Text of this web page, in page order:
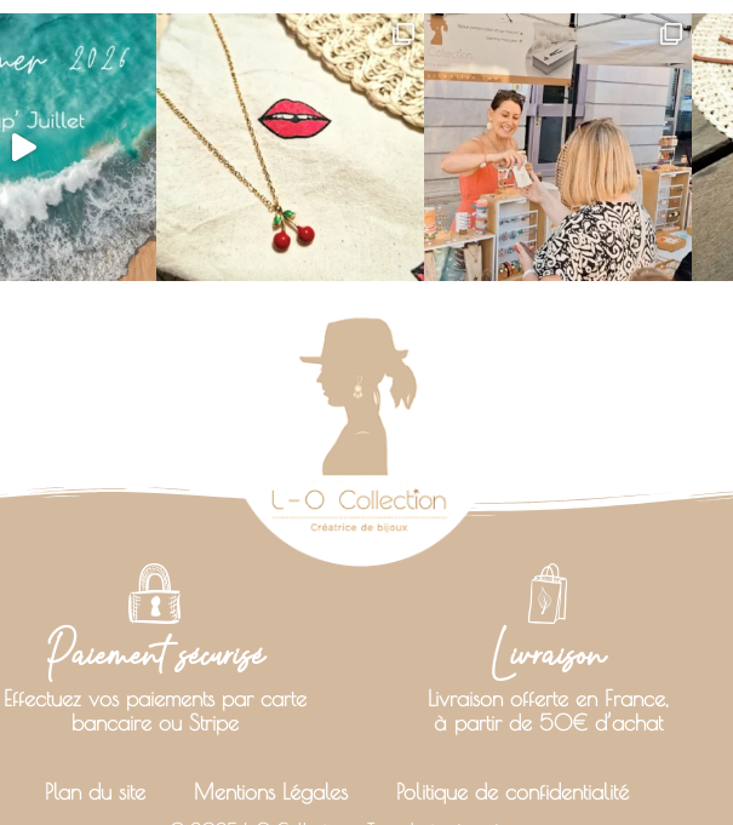
Paiement sécurisé
Effectuez vos paiements par carte
bancaire ou Stripe
Livraison
Livraison offerte en France,
à partir de 50€ d’achat
Plan du site Mentions Légales Politique de confidentialité